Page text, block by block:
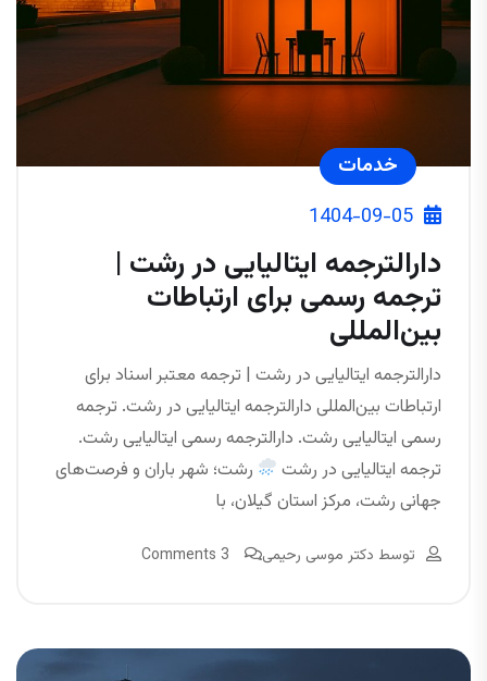
خدمات
1404-09-05
دارالترجمه ایتالیایی در رشت |
ترجمه رسمی برای ارتباطات
بین‌المللی
دارالترجمه ایتالیایی در رشت | ترجمه معتبر اسناد برای
ارتباطات بین‌المللی دارالترجمه ایتالیایی در رشت. ترجمه
رسمی ایتالیایی رشت. دارالترجمه رسمی ایتالیایی رشت.
ترجمه ایتالیایی در رشت
رشت؛ شهر باران و فرصت‌های
جهانی رشت، مرکز استان گیلان، با
توسط دکتر موسی رحیمی 3 Comments